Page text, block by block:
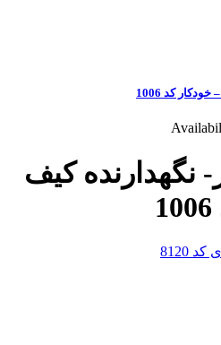
کد 1006
نگهدارنده کیف